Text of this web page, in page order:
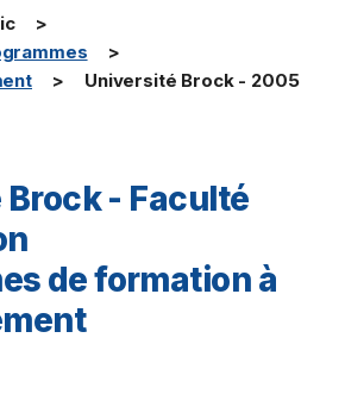
Université Brock - 2005
- Faculté
de formation à